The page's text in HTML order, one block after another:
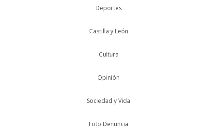
Deportes
Castilla y León
Cultura
Opinión
Sociedad y Vida
Foto Denuncia